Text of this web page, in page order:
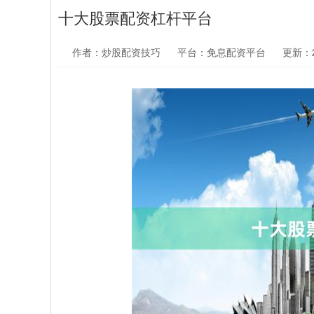
十大股票配资杠杆平台
作者：炒股配资技巧 平台：免息配资平台 更新